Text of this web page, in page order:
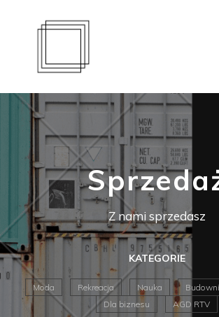
Z nami sprzedasz
KATEGORIE
Moda Rekreacja Nauka
Dla biznesu
AGD RTV